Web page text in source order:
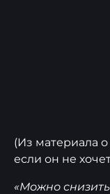
(Из материала о
если он не
«Можно